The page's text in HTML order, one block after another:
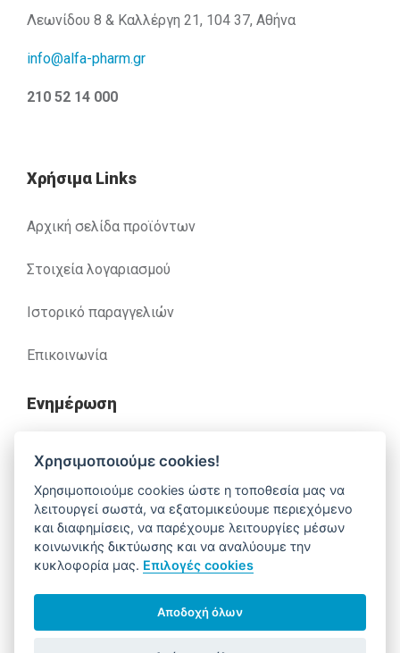
Λεωνίδου 8 & Καλλέργη 21, 104 37, Αθήνα
info@alfa-pharm.gr
210 52 14 000
Χρήσιμα Links
Αρχική σελίδα προϊόντων
Στοιχεία λογαριασμού
Ιστορικό παραγγελιών
Επικοινωνία
Ενημέρωση
Ανακλήσεις
Βοήθεια
Έχετε απορίες. Χρειάζεστε βοήθεια;
210 52 14 037 support@alfa-pharm.gr
Χρησιμοποιούμε cookies!
Χρησιμοποιούμε cookies ώστε η τοποθεσία μας να
λειτουργεί σωστά, να εξατομικεύουμε περιεχόμενο
και διαφημίσεις, να παρέχουμε λειτουργίες μέσων
κοινωνικής δικτύωσης και να αναλύουμε την
κυκλοφορία μας. Επιλογές cookies
Αποδοχή όλων